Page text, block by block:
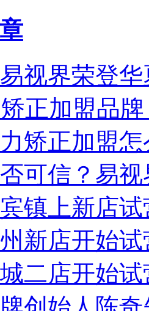
视界荣登
正加盟品
矫正加盟
可信？易
镇上新店
新店开始
二店开始